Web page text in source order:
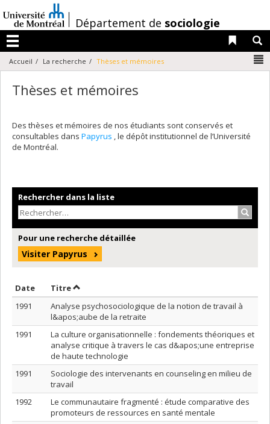
au
contenu
/Département de sociologie
Menu
Liens
Accueil La recherche Thèses et mémoires
Thèses et mémoires
Des thèses et mémoires de nos étudiants sont conservés et
consultables dans Papyrus , le dépôt institutionnel de l’Université
de Montréal.
Rechercher dans la liste
Pour une recherche détaillée
Visiter Papyrus
Date Trier par date en ordre décroissant
TitreTrier par titre en ordre décroissant
1991
Analyse psychosociologique de la notion de travail à
l&apos;aube de la retraite
1991
La culture organisationnelle : fondements théoriques et
analyse critique à travers le cas d&apos;une entreprise
de haute technologie
1991
Sociologie des intervenants en counseling en milieu de
travail
1992
Le communautaire fragmenté : étude comparative des
promoteurs de ressources en santé mentale